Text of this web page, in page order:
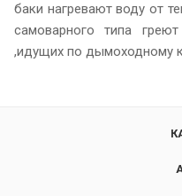
баки нагревают воду от
самоварного типа
,идущих по дымоходному